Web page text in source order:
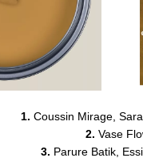
1. Coussin Mirage,
2. Vase
3. Parure Batik,